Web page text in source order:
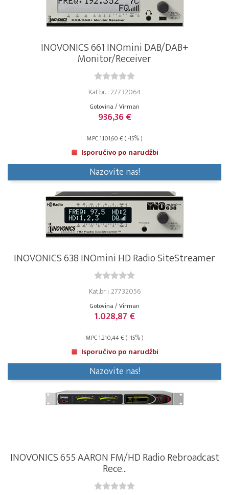
INOVONICS 661 INOmini DAB/DAB+
Monitor/Receiver
Kat.br. : 27732064
Gotovina / Virman
936,36 €
MPC 1.101,60 € ( -15% )
Isporučivo po narudžbi
Nazovite nas!
INOVONICS 638 INOmini HD Radio SiteStreamer
Kat.br. : 27732056
Gotovina / Virman
1.028,87 €
MPC 1.210,44 € ( -15% )
Isporučivo po narudžbi
Nazovite nas!
INOVONICS 655 AARON FM/HD Radio Rebroadcast
Rece...